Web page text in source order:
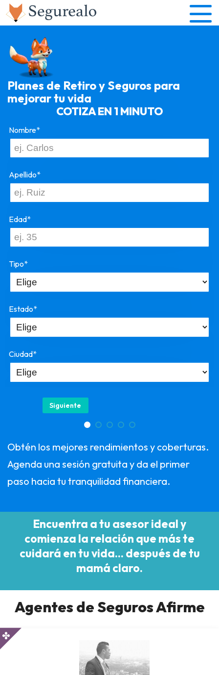
Planes de Retiro y Seguros para
mejorar tu vida
Obtén los mejores rendimientos y coberturas.
Agenda una sesión gratuita y da el primer
paso hacia tu tranquilidad financiera.
COTIZA EN 1 MINUTO
Nombre*
Apellido*
Edad*
Tipo*
Estado*
Ciudad*
Siguiente
Encuentra a tu asesor ideal y
comienza la relación que más te
cuidará en tu vida... después de tu
mamá claro.
Agentes de Seguros Afirme